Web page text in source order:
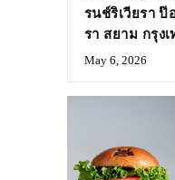
รนช์ริเวียรา
รา สยาม กรุง
May 6, 2026